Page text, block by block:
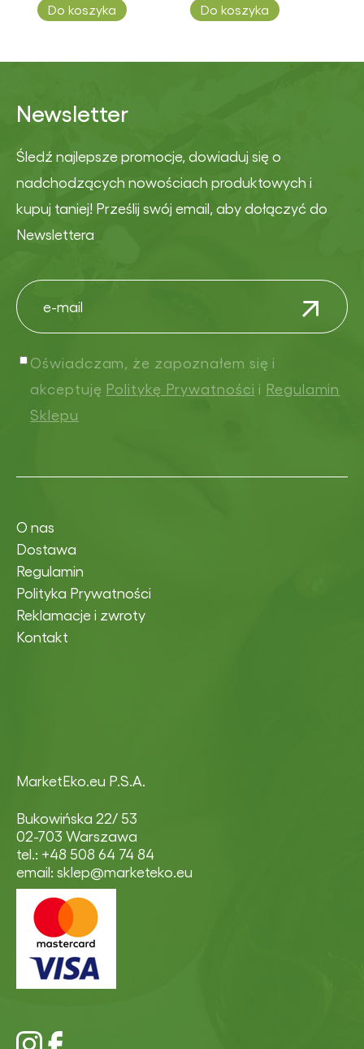
Do koszyka
Do koszyka
Newsletter
Śledź najlepsze promocje, dowiaduj się o
nadchodzących nowościach produktowych i
kupuj taniej! Prześlij swój email, aby dołączyć do
Newslettera
Oświadczam, że zapoznałem się i
akceptuję Politykę Prywatności i Regulamin
Sklepu
MarketEko.eu P.S.A.
Bukowińska 22/ 53
02-703 Warszawa
tel.: +48 508 64 74 84
email: sklep@marketeko.eu
O nas
Dostawa
Regulamin
Polityka Prywatności
Reklamacje i zwroty
Kontakt